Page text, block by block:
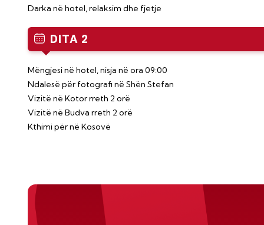
Darka në hotel, relaksim dhe fjetje
DITA 2
Mëngjesi në hotel, nisja në ora 09:00
Ndalesë për fotografi në Shën Stefan
Vizitë në Kotor rreth 2 orë
Vizitë në Budva rreth 2 orë
Kthimi për në Kosovë